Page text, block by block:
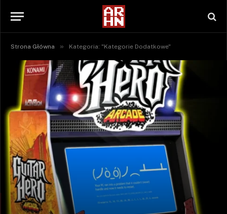
Strona Główna » Kategoria: "Kategorie Dodatkowe"